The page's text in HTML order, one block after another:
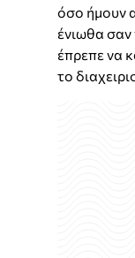
όσο ήμουν
ένιωθα
έπρεπε να
το